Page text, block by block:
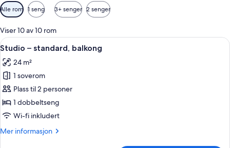
Tilgjengelige
filtre
for
rom
Alle rom 1 seng 3+ senger 2 senger
Viser 10 av 10 rom
Åpne
alle
bildene
av
Studio
–
standard,
Sengetøy i egyptisk bomull,
8
Studio – standard, balkong
24 m²
1 soverom
Plass til 2 personer
1 dobbeltseng
Wi-fi inkludert
Mer informasjon
Mer